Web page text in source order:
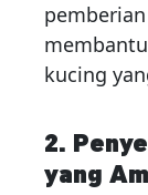
kucing
2.
yang